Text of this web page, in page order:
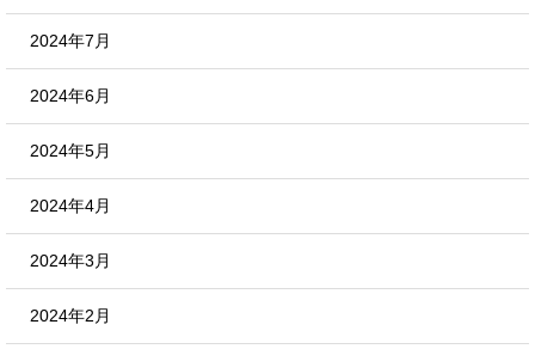
2024年7月
2024年6月
2024年5月
2024年4月
2024年3月
2024年2月